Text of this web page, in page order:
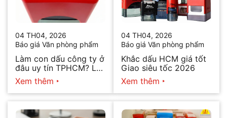
04 TH04, 2026
Báo giá Văn phòng phẩm
Làm con dấu công ty ở
đâu uy tín TPHCM? Lấy
ngay trong ngày 2026
Xem thêm
04 TH04, 2026
Báo giá Văn phòng phẩm
Khắc dấu HCM giá tốt
Giao siêu tốc 2026
Xem thêm